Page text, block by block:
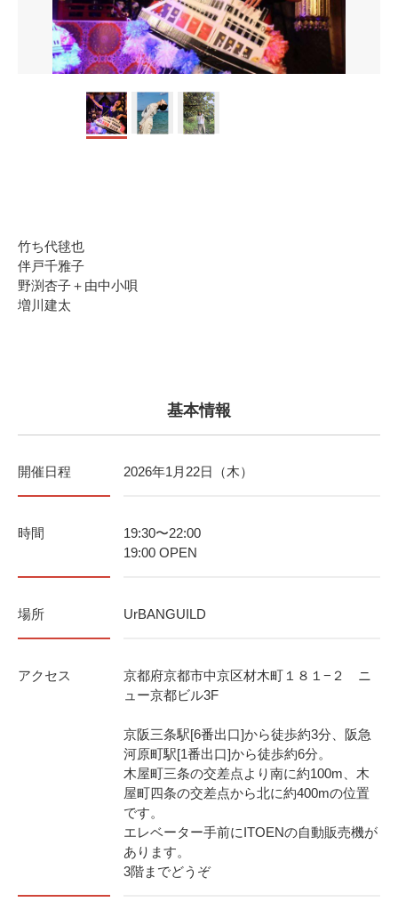
竹ち代毬也
伴戸千雅子
野渕杏子＋由中小唄
増川建太
基本情報
開催日程 2026年1月22日（木）
時間
19:30〜22:00
19:00 OPEN
場所 UrBANGUILD
アクセス
京都府京都市中京区材木町１８１−２ ニ
ュー京都ビル3F
京阪三条駅[6番出口]から徒歩約3分、阪急
河原町駅[1番出口]から徒歩約6分。
木屋町三条の交差点より南に約100m、木
屋町四条の交差点から北に約400mの位置
です。
エレベーター手前にITOENの自動販売機が
あります。
3階までどうぞ